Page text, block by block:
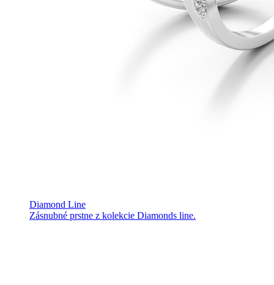
Diamond Line
Zásnubné prstne z kolekcie Diamonds line.